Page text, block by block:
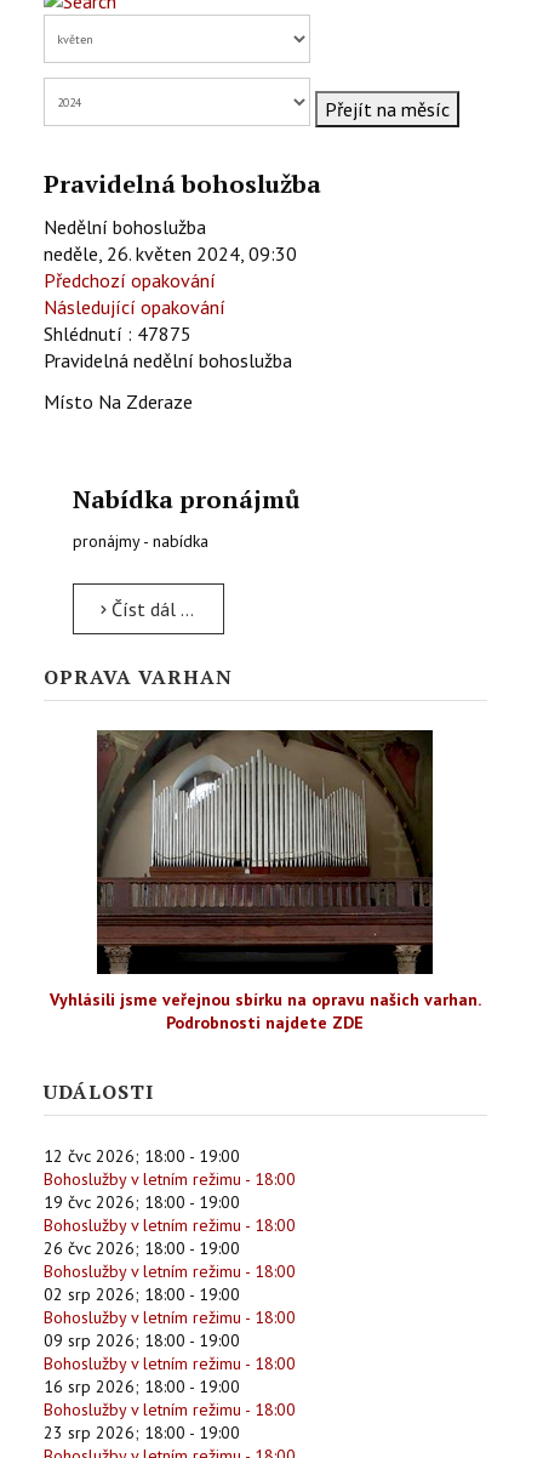
KONTAKTY
EN
Přejít na měsíc
Pravidelná bohoslužba
Nedělní bohoslužba
neděle, 26. květen 2024, 09:30
Předchozí opakování
Následující opakování
Shlédnutí : 47875
Pravidelná nedělní bohoslužba
Místo Na Zderaze
Nabídka pronájmů
pronájmy - nabídka
Číst dál …
OPRAVA VARHAN
Vyhlásili jsme veřejnou sbírku na opravu našich varhan.
Podrobnosti najdete ZDE
UDÁLOSTI
12 čvc 2026; 18:00 - 19:00
Bohoslužby v letním režimu - 18:00
19 čvc 2026; 18:00 - 19:00
Bohoslužby v letním režimu - 18:00
26 čvc 2026; 18:00 - 19:00
Bohoslužby v letním režimu - 18:00
02 srp 2026; 18:00 - 19:00
Bohoslužby v letním režimu - 18:00
09 srp 2026; 18:00 - 19:00
Bohoslužby v letním režimu - 18:00
16 srp 2026; 18:00 - 19:00
Bohoslužby v letním režimu - 18:00
23 srp 2026; 18:00 - 19:00